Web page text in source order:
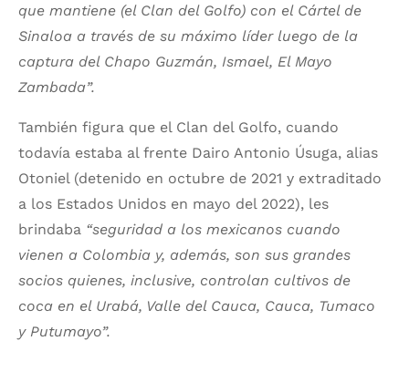
que mantiene (el Clan del Golfo) con el Cártel de
Sinaloa a través de su máximo líder luego de la
captura del Chapo Guzmán, Ismael, El Mayo
Zambada”.
También figura que el Clan del Golfo, cuando
todavía estaba al frente Dairo Antonio Úsuga, alias
Otoniel (detenido en octubre de 2021 y extraditado
a los Estados Unidos en mayo del 2022), les
brindaba “seguridad a los mexicanos cuando
vienen a Colombia y, además, son sus grandes
socios quienes, inclusive, controlan cultivos de
coca en el Urabá, Valle del Cauca, Cauca, Tumaco
y Putumayo”.